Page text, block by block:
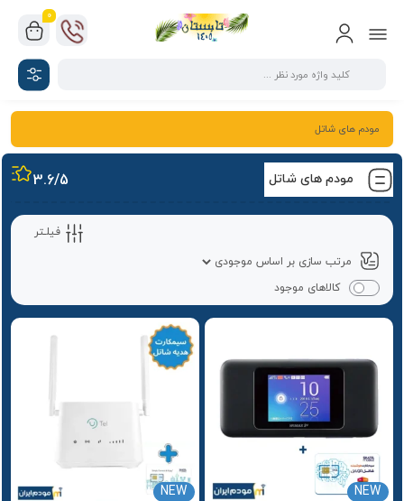
0
مودم های شاتل
مودم های شاتل 3.6/5
فیلـتر
کالاهای موجود
NEW
NEW